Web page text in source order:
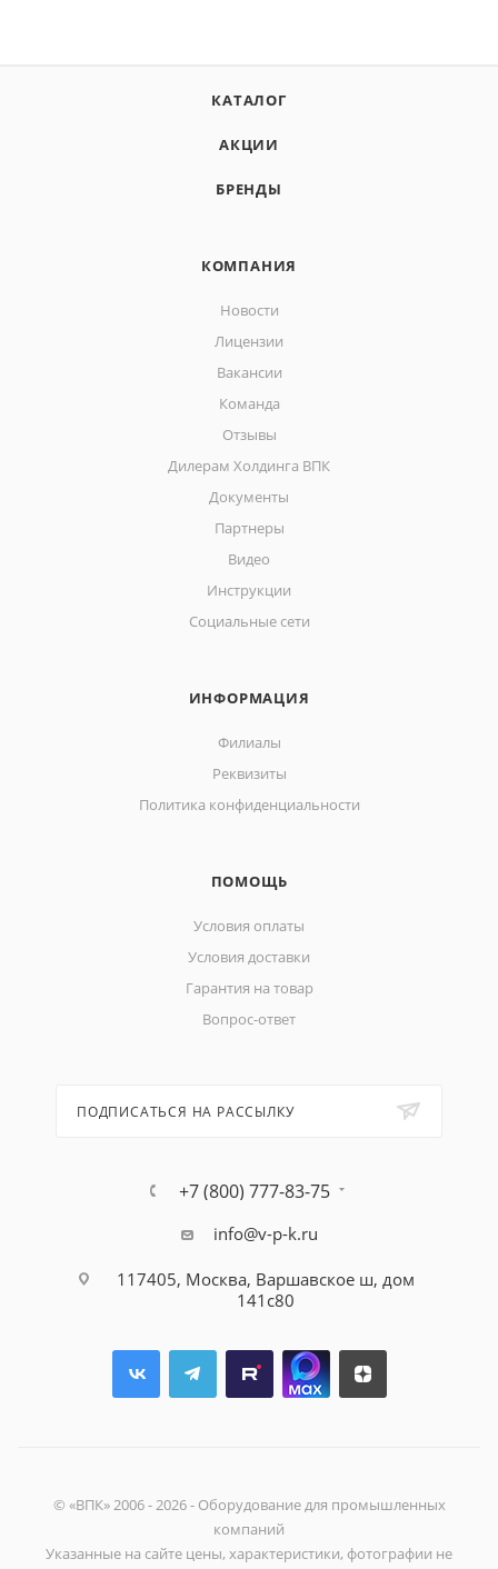
КАТАЛОГ
АКЦИИ
БРЕНДЫ
КОМПАНИЯ
Новости
Лицензии
Вакансии
Команда
Отзывы
Дилерам Холдинга ВПК
Документы
Партнеры
Видео
Инструкции
Социальные сети
ИНФОРМАЦИЯ
Филиалы
Реквизиты
Политика конфиденциальности
ПОМОЩЬ
Условия оплаты
Условия доставки
Гарантия на товар
Вопрос-ответ
ПОДПИСАТЬСЯ НА РАССЫЛКУ
+7 (800) 777-83-75
info@v-p-k.ru
117405, Москва, Варшавское ш, дом
141с80
© «ВПК» 2006 - 2026 - Оборудование для промышленных
компаний
Указанные на сайте цены, характеристики, фотографии не